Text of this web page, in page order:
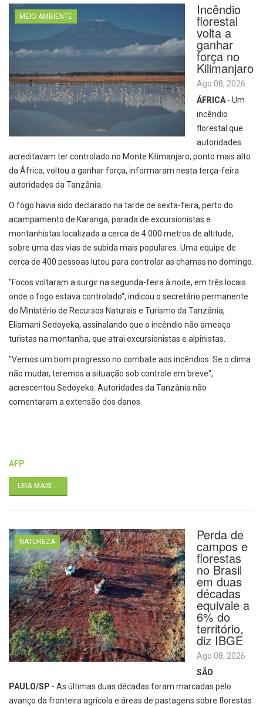
MEIO AMBIENTE Incêndio
florestal
volta a
ganhar
força no
Kilimanjaro
Ago 08, 2026
ÁFRICA - Um
incêndio
florestal que
autoridades
acreditavam ter controlado no Monte Kilimanjaro, ponto mais alto
da África, voltou a ganhar força, informaram nesta terça-feira
autoridades da Tanzânia.
O fogo havia sido declarado na tarde de sexta-feira, perto do
acampamento de Karanga, parada de excursionistas e
montanhistas localizada a cerca de 4.000 metros de altitude,
sobre uma das vias de subida mais populares. Uma equipe de
cerca de 400 pessoas lutou para controlar as chamas no domingo.
"Focos voltaram a surgir na segunda-feira à noite, em três locais
onde o fogo estava controlado", indicou o secretário permanente
do Ministério de Recursos Naturais e Turismo da Tanzânia,
Eliamani Sedoyeka, assinalando que o incêndio não ameaça
turistas na montanha, que atrai excursionistas e alpinistas.
"Vemos um bom progresso no combate aos incêndios. Se o clima
não mudar, teremos a situação sob controle em breve",
acrescentou Sedoyeka. Autoridades da Tanzânia não
comentaram a extensão dos danos.
AFP
LEIA MAIS ...
NATUREZA Perda de
campos e
florestas
no Brasil
em duas
décadas
equivale a
6% do
território,
diz IBGE
Ago 08, 2026
SÃO
PAULO/SP - As últimas duas décadas foram marcadas pelo
avanço da fronteira agrícola e áreas de pastagens sobre florestas